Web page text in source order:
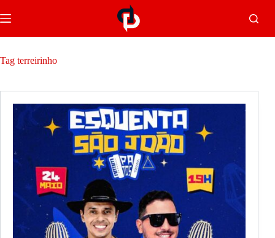
Tag terreirinho